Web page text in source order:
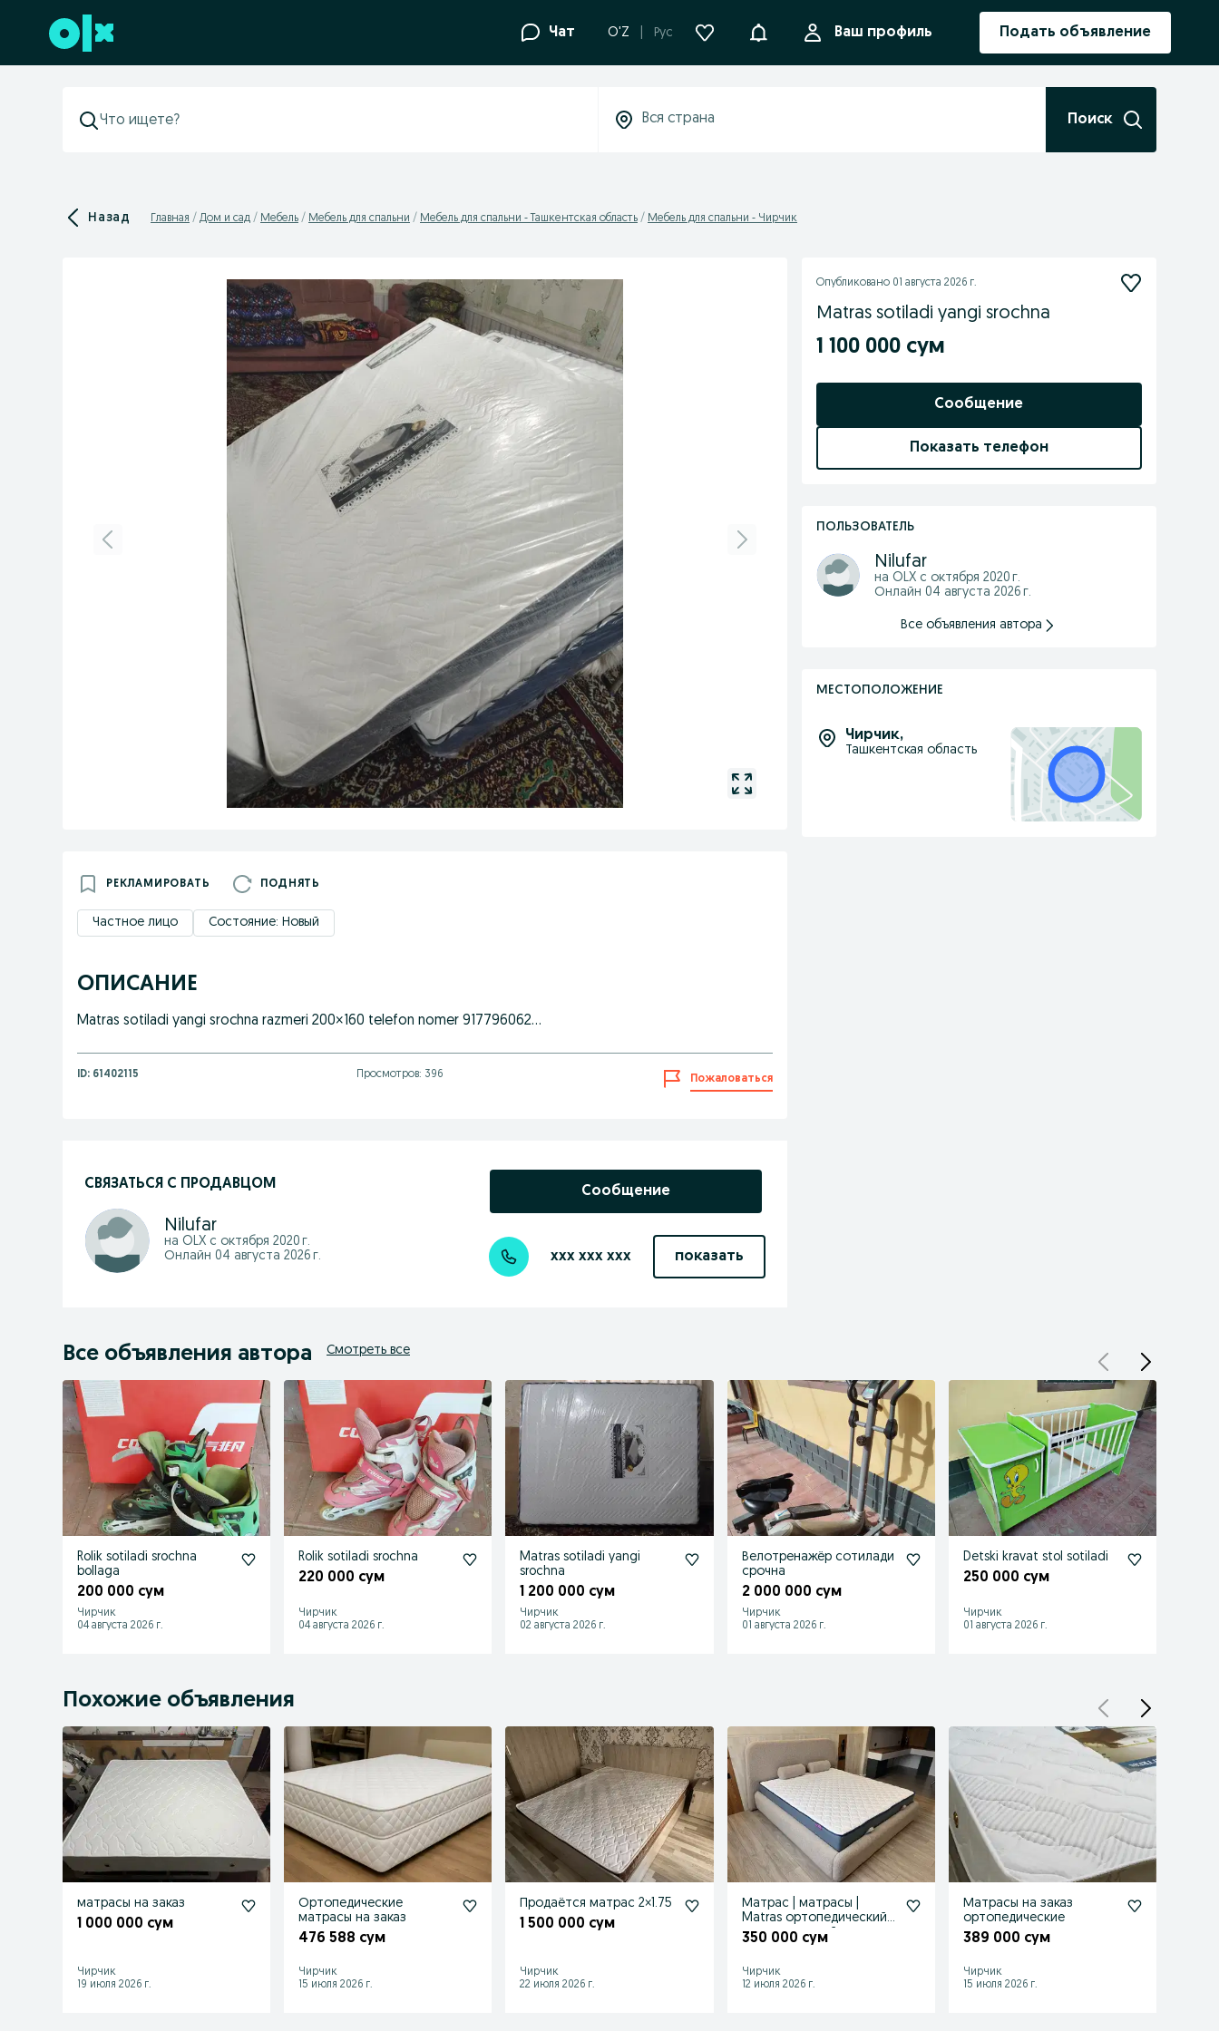
Перейти к нижнему колонтитулу Чат O'Z Рус УведомленияВаш профиль Подать объявление
Поиск
Назад Главная Дом и сад Мебель Мебель для спальни Мебель для спальни - Ташкентская область Мебель для спальни - Чирчик
РЕКЛАМИРОВАТЬ ПОДНЯТЬ
Частное лицо Состояние: Новый
ОПИСАНИЕ
Matras sotiladi yangi srochna razmeri 200×160 telefon nomer 917796062...
ID: 61402115 Просмотров: 396 Пожаловаться
СВЯЗАТЬСЯ С ПРОДАВЦОМ
Nilufar
на OLX с октября 2020 г.
Онлайн 04 августа 2026 г.
Сообщение
xxx xxx xxx показать
Опубликовано 01 августа 2026 г.
Matras sotiladi yangi srochna
1 100 000 сум
Сообщение
Показать телефон
ПОЛЬЗОВАТЕЛЬ
Nilufar
на OLX с октября 2020 г.
Онлайн 04 августа 2026 г.
Все объявления автора
МЕСТОПОЛОЖЕНИЕ
Чирчик,
Ташкентская область
Все объявления автора Смотреть все
Rolik sotiladi srochna
bollaga
200 000 сум
Чирчик
04 августа 2026 г.
Rolik sotiladi srochna
220 000 сум
Чирчик
04 августа 2026 г.
Matras sotiladi yangi
srochna
1 200 000 сум
Чирчик
02 августа 2026 г.
Велотренажёр сотилади
срочна
2 000 000 сум
Чирчик
01 августа 2026 г.
Detski kravat stol sotiladi
250 000 сум
Чирчик
01 августа 2026 г.
Похожие объявления
матрасы на заказ
1 000 000 сум
Чирчик
19 июля 2026 г.
Ортопедические
матрасы на заказ
476 588 сум
Чирчик
15 июля 2026 г.
Продаётся матрас 2×1.75
1 500 000 сум
Чирчик
22 июля 2026 г.
Матрас | матрасы |
Matras ортопедический
анатомический
350 000 сум
Чирчик
12 июля 2026 г.
Матрасы на заказ
ортопедические
389 000 сум
Чирчик
15 июля 2026 г.